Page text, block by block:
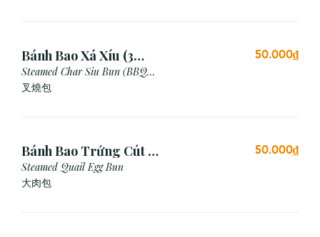
Bánh Bao Xá Xíu (3
Cái)
Steamed Char Siu Bun (BBQ
Pork Bun)
叉燒包
50.000₫
Bánh Bao Trứng Cút (3
Cái)
Steamed Quail Egg Bun
大肉包
50.000₫